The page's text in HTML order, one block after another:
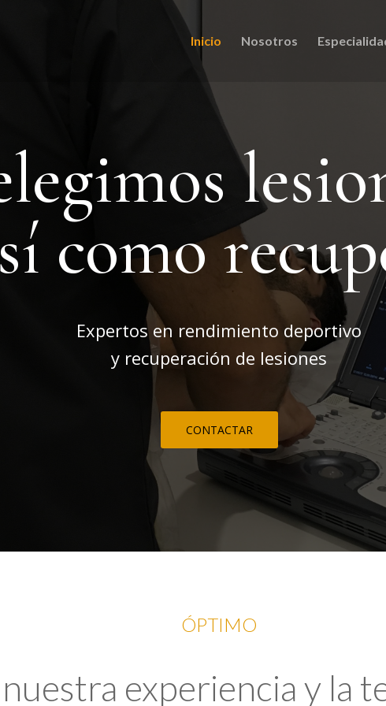
Inicio Nosotros
como
Expertos en rendimiento deportivo
y recuperación de lesiones
CONTACTAR
ÓPTIMO
experiencia y la